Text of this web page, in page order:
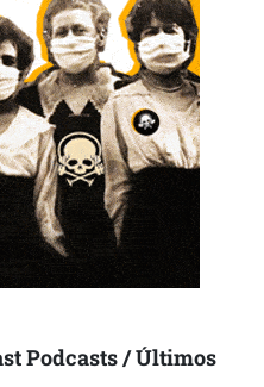
Podcasts / Últimos